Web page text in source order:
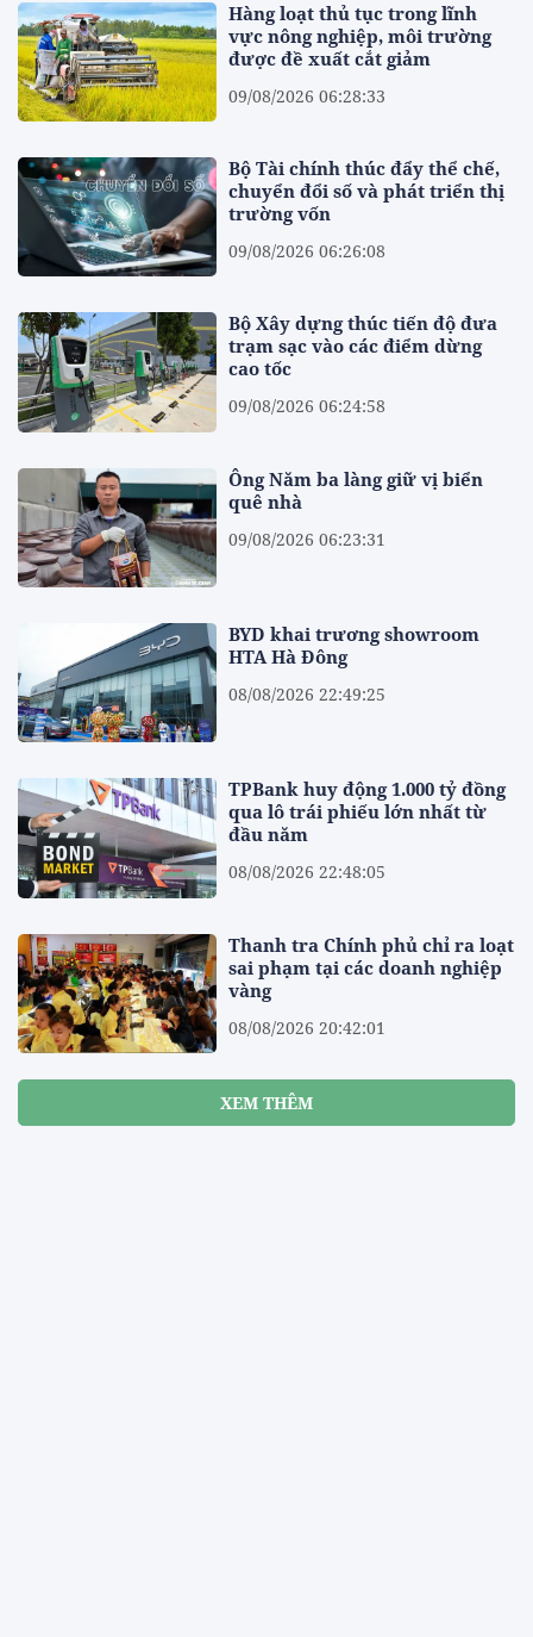
Hàng loạt thủ tục trong lĩnh
vực nông nghiệp, môi trường
được đề xuất cắt giảm
09/08/2026 06:28:33
Bộ Tài chính thúc đẩy thể chế,
chuyển đổi số và phát triển thị
trường vốn
09/08/2026 06:26:08
Bộ Xây dựng thúc tiến độ đưa
trạm sạc vào các điểm dừng
cao tốc
09/08/2026 06:24:58
Ông Năm ba làng giữ vị biển
quê nhà
09/08/2026 06:23:31
BYD khai trương showroom
HTA Hà Đông
08/08/2026 22:49:25
TPBank huy động 1.000 tỷ đồng
qua lô trái phiếu lớn nhất từ
đầu năm
08/08/2026 22:48:05
Thanh tra Chính phủ chỉ ra loạt
sai phạm tại các doanh nghiệp
vàng
08/08/2026 20:42:01
XEM THÊM